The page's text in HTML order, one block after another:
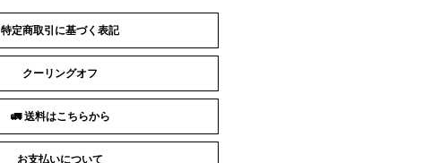
🚛 送料はこちらから
お支払いについて
特定商取引に基づく表記
クーリングオフ